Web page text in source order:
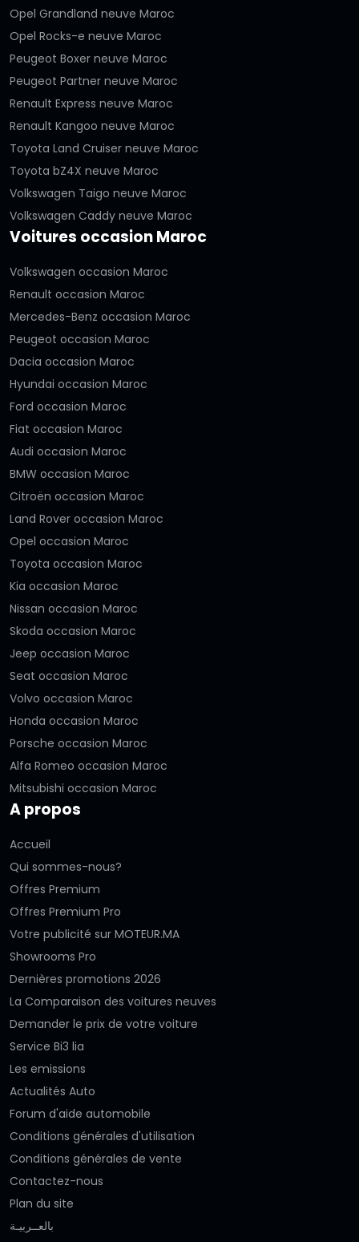
Opel Grandland neuve Maroc
Opel Rocks-e neuve Maroc
Peugeot Boxer neuve Maroc
Peugeot Partner neuve Maroc
Renault Express neuve Maroc
Renault Kangoo neuve Maroc
Toyota Land Cruiser neuve Maroc
Toyota bZ4X neuve Maroc
Volkswagen Taigo neuve Maroc
Volkswagen Caddy neuve Maroc
Voitures occasion Maroc
Volkswagen occasion Maroc
Renault occasion Maroc
Mercedes-Benz occasion Maroc
Peugeot occasion Maroc
Dacia occasion Maroc
Hyundai occasion Maroc
Ford occasion Maroc
Fiat occasion Maroc
Audi occasion Maroc
BMW occasion Maroc
Citroën occasion Maroc
Land Rover occasion Maroc
Opel occasion Maroc
Toyota occasion Maroc
Kia occasion Maroc
Nissan occasion Maroc
Skoda occasion Maroc
Jeep occasion Maroc
Seat occasion Maroc
Volvo occasion Maroc
Honda occasion Maroc
Porsche occasion Maroc
Alfa Romeo occasion Maroc
Mitsubishi occasion Maroc
A propos
Accueil
Qui sommes-nous?
Offres Premium
Offres Premium Pro
Votre publicité sur MOTEUR.MA
Showrooms Pro
Dernières promotions 2026
La Comparaison des voitures neuves
Demander le prix de votre voiture
Service Bi3 lia
Les emissions
Actualités Auto
Forum d'aide automobile
Conditions générales d'utilisation
Conditions générales de vente
Contactez-nous
Plan du site
بالعــربيـة